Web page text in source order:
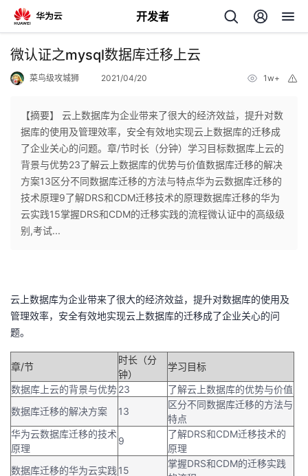
开发者
返
个
人
主
我
的
发
者
我
的
博
客
我
的
论
我
的
我
我
开
发
者
学
堂
我
的
Programs
我
的
支
持
我
的我
微认证之mysql数据库迁移上云
菜鸟级攻城狮 2021/04/20 1w+
【摘要】 云上数据库为企业带来了很大的经济效益，提升对数
据库的使用及管理效率，安全有效地实现云上数据库的迁移成
了企业关心的问题。章/节时长（分钟）学习目标数据库上云的
背景与优势23了解云上数据库的优势与价值数据库迁移的解决
方案13区分不同数据库迁移的方法与特点华为云数据库迁移的
技术原理9了解DRS和CDM迁移技术的原理数据库迁移的华为
云实践15掌握DRS和CDM的迁移实践的流程微认证中的高级级
别,考试...
云上数据库为企业带来了很大的经济效益，提升对数据库的使用及
管理效率，安全有效地实现云上数据库的迁移成了企业关心的问
题。
章/节
时长（分
钟）
学习目标
数据库上云的背景与优势23
了解云上数据库的优势与价值
数据库迁移的解决方案
13
区分不同数据库迁移的方法与
特点
华为云数据库迁移的技术
原理
9
了解DRS和CDM迁移技术的
原理
数据库迁移的华为云实践 15
掌握DRS和CDM的迁移实践